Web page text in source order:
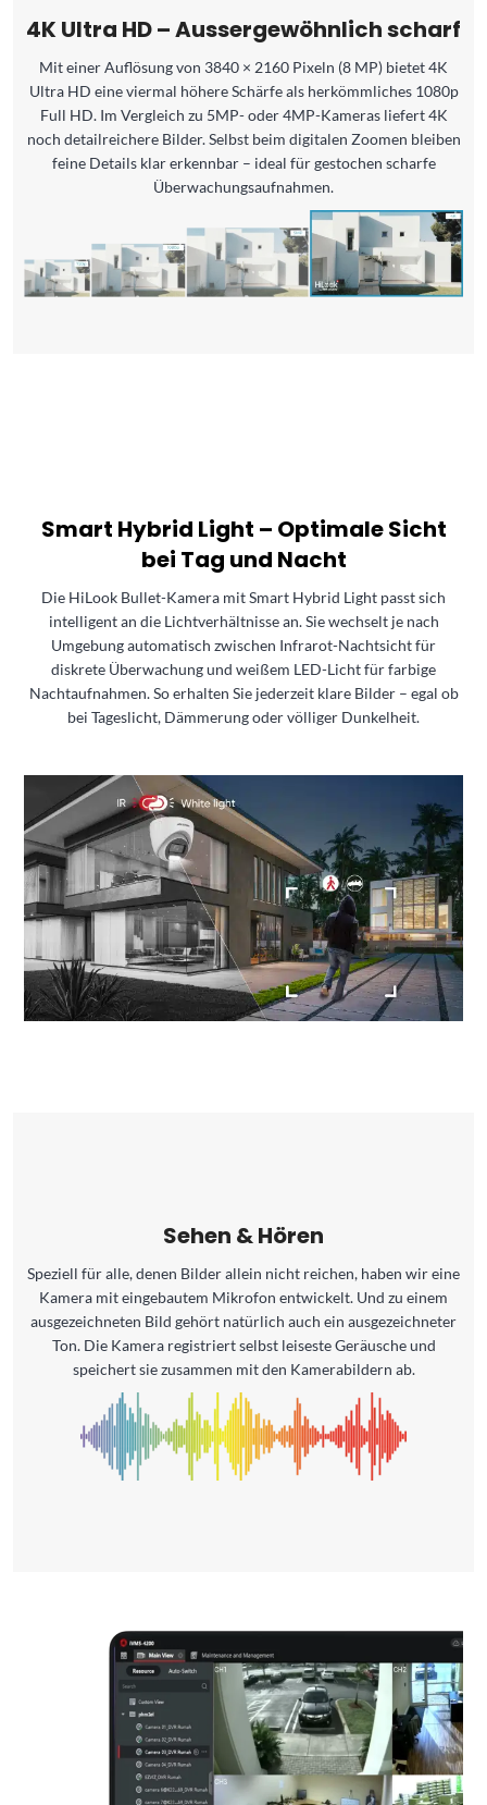
4K Ultra HD – Aussergewöhnlich scharf
Mit einer Auflösung von 3840 × 2160 Pixeln (8 MP) bietet 4K
Ultra HD eine viermal höhere Schärfe als herkömmliches 1080p
Full HD. Im Vergleich zu 5MP- oder 4MP-Kameras liefert 4K
noch detailreichere Bilder. Selbst beim digitalen Zoomen bleiben
feine Details klar erkennbar – ideal für gestochen scharfe
Überwachungsaufnahmen.
Smart Hybrid Light – Optimale Sicht
bei Tag und Nacht
Die HiLook Bullet-Kamera mit Smart Hybrid Light passt sich
intelligent an die Lichtverhältnisse an. Sie wechselt je nach
Umgebung automatisch zwischen Infrarot-Nachtsicht für
diskrete Überwachung und weißem LED-Licht für farbige
Nachtaufnahmen. So erhalten Sie jederzeit klare Bilder – egal ob
bei Tageslicht, Dämmerung oder völliger Dunkelheit.
Sehen & Hören
Speziell für alle, denen Bilder allein nicht reichen, haben wir eine
Kamera mit eingebautem Mikrofon entwickelt. Und zu einem
ausgezeichneten Bild gehört natürlich auch ein ausgezeichneter
Ton. Die Kamera registriert selbst leiseste Geräusche und
speichert sie zusammen mit den Kamerabildern ab.